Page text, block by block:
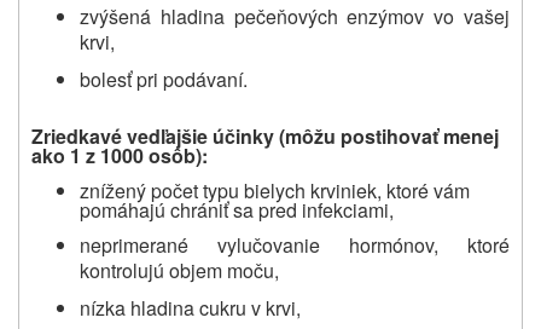
zvýšená hladina pečeňových enzýmov vo vašej
krvi,
bolesť pri podávaní.
Zriedkavé vedľajšie účinky (môžu postihovať menej
ako 1 z 1000 osôb):
znížený počet typu bielych krviniek, ktoré vám
pomáhajú chrániť sa pred infekciami,
neprimerané vylučovanie hormónov, ktoré
kontrolujú objem moču,
nízka hladina cukru v krvi,